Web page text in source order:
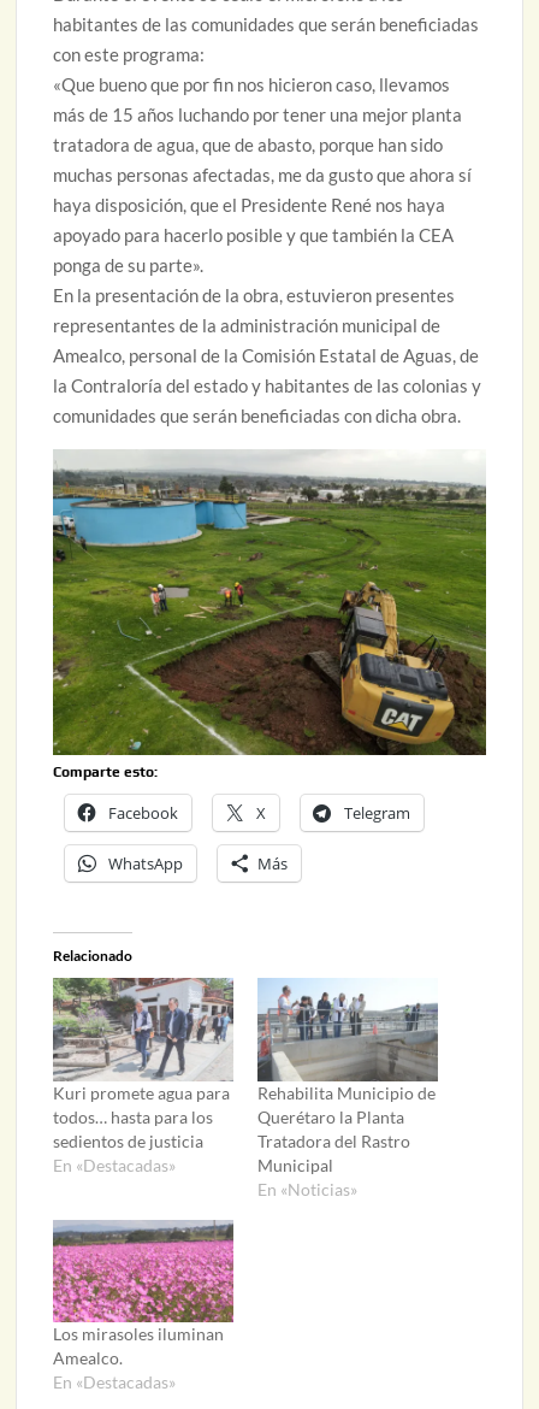
habitantes de las comunidades que serán beneficiadas
con este programa:
«Que bueno que por fin nos hicieron caso, llevamos
más de 15 años luchando por tener una mejor planta
tratadora de agua, que de abasto, porque han sido
muchas personas afectadas, me da gusto que ahora sí
haya disposición, que el Presidente René nos haya
apoyado para hacerlo posible y que también la CEA
ponga de su parte».
En la presentación de la obra, estuvieron presentes
representantes de la administración municipal de
Amealco, personal de la Comisión Estatal de Aguas, de
la Contraloría del estado y habitantes de las colonias y
comunidades que serán beneficiadas con dicha obra.
Comparte esto:
Facebook X Telegram
WhatsApp Más
Relacionado
Kuri promete agua para
todos… hasta para los
sedientos de justicia
En «Destacadas»
Rehabilita Municipio de
Querétaro la Planta
Tratadora del Rastro
Municipal
En «Noticias»
Los mirasoles iluminan
Amealco.
En «Destacadas»